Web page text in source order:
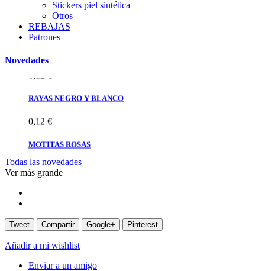
Stickers piel sintética
Otros
REBAJAS
Patrones
Novedades
MOTITAS ROSAS
0,12 €
RAYAS NEGRO Y BLANCO
0,12 €
MOTITAS ROSAS
0,12 €
Todas las novedades
Ver más grande
Tweet Compartir Google+ Pinterest
Añadir a mi wishlist
Enviar a un amigo